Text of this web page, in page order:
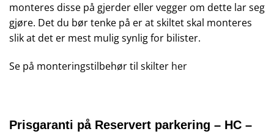
monteres disse på gjerder eller vegger om dette lar seg
gjøre. Det du bør tenke på er at skiltet skal monteres
slik at det er mest mulig synlig for bilister.
Se på monteringstilbehør til skilter her
Prisgaranti på Reservert parkering – HC –